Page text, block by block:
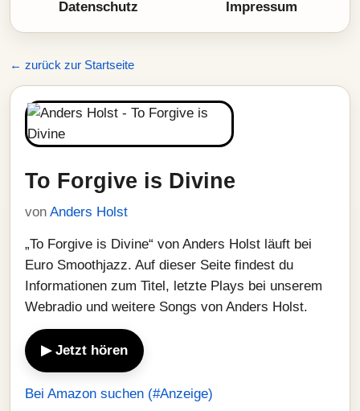
Datenschutz Impressum
← zurück zur Startseite
To Forgive is Divine
von Anders Holst
„To Forgive is Divine“ von Anders Holst läuft bei
Euro Smoothjazz. Auf dieser Seite findest du
Informationen zum Titel, letzte Plays bei unserem
Webradio und weitere Songs von Anders Holst.
▶ Jetzt hören
Bei Amazon suchen (#Anzeige)